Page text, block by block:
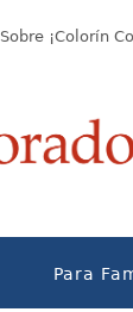
Sobre ¡Colorín
Para